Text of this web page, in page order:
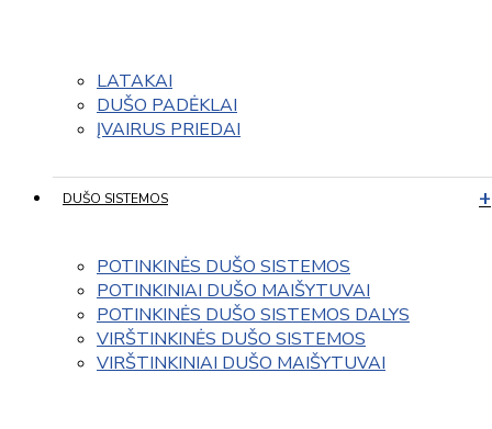
LATAKAI
DUŠO PADĖKLAI
ĮVAIRUS PRIEDAI
DUŠO SISTEMOS
POTINKINĖS DUŠO SISTEMOS
POTINKINIAI DUŠO MAIŠYTUVAI
POTINKINĖS DUŠO SISTEMOS DALYS
VIRŠTINKINĖS DUŠO SISTEMOS
VIRŠTINKINIAI DUŠO MAIŠYTUVAI